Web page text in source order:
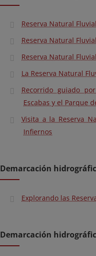
Reserva Natural
Reserva Natural
Reserva Natural
La Reserva Natural
Recorrido guiado
Escabas y el Parque
Visita a la Reserva
Infiernos
Demarcación
Explorando las
Demarcación